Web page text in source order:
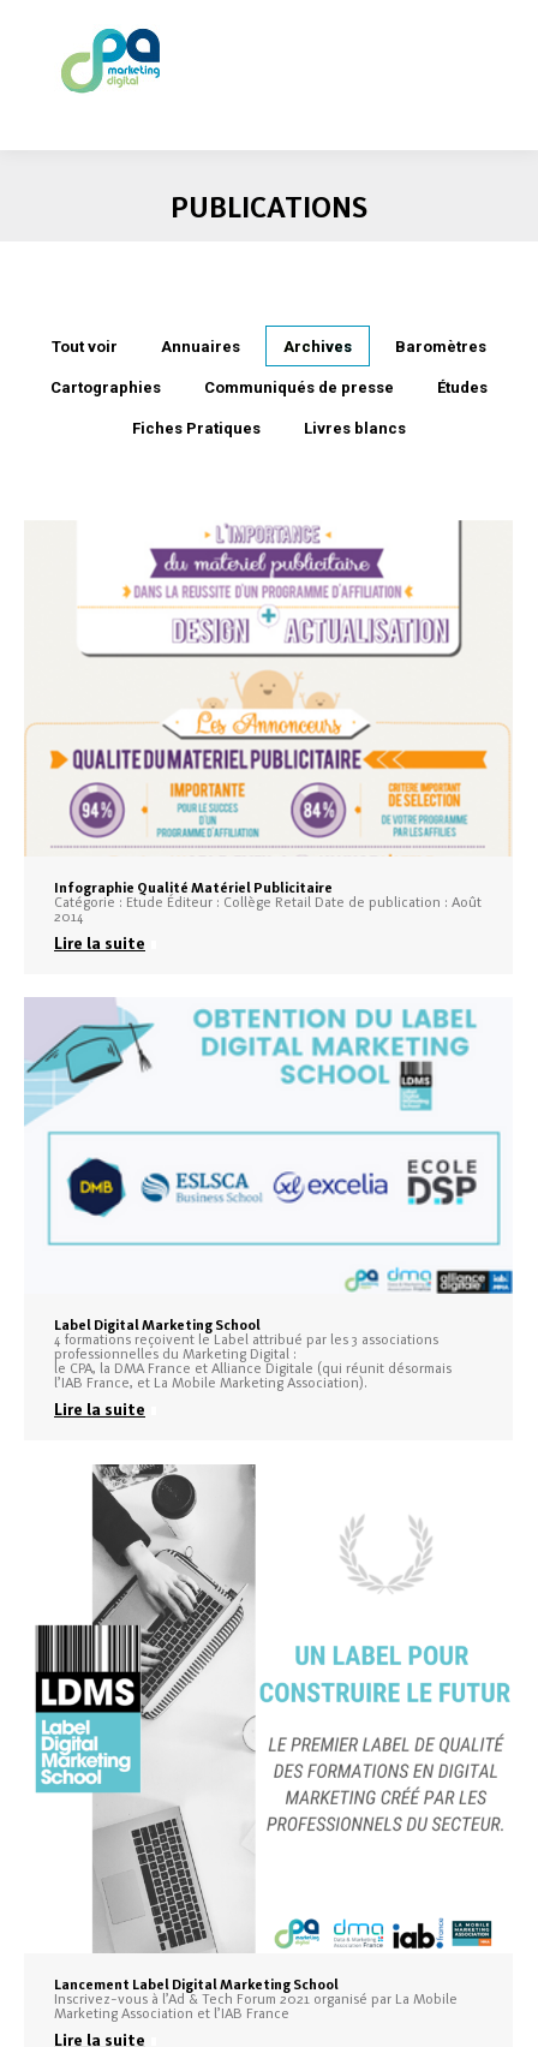
PUBLICATIONS
Tout voir Annuaires Archives Baromètres
Cartographies Communiqués de presse Études
Fiches Pratiques Livres blancs
Infographie Qualité Matériel Publicitaire
Catégorie : Etude Éditeur : Collège Retail Date de publication : Août
2014
Lire la suite
Label Digital Marketing School
4 formations reçoivent le Label attribué par les 3 associations
professionnelles du Marketing Digital :
le CPA, la DMA France et Alliance Digitale (qui réunit désormais
l’IAB France, et La Mobile Marketing Association).
Lire la suite
Lancement Label Digital Marketing School
Inscrivez-vous à l’Ad & Tech Forum 2021 organisé par La Mobile
Marketing Association et l’IAB France
Lire la suite